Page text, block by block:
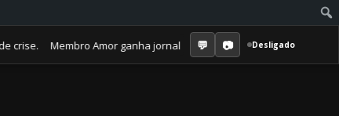
Membro Amor ganha jornal mensal + aula semanal + grupo
Desligado